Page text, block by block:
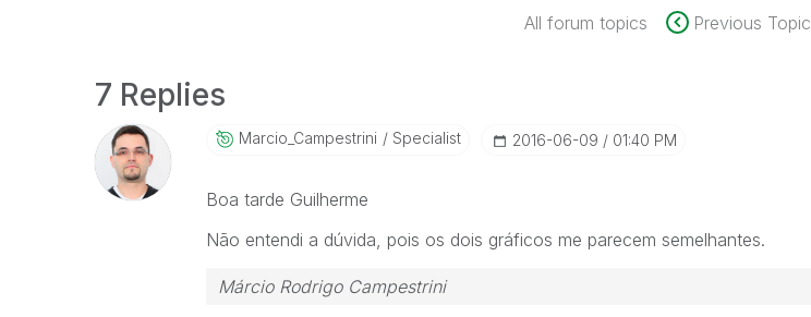
All forum topics Previous Topic
7 Replies
Marcio_CampestrIni Specialist ‎2016-06-09 01:40 PM
Boa tarde Guilherme
Não entendi a dúvida, pois os dois gráficos me parecem semelhantes.
Márcio Rodrigo Campestrini